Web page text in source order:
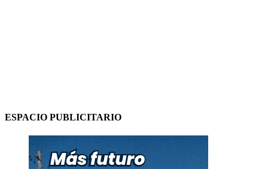
ESPACIO PUBLICITARIO